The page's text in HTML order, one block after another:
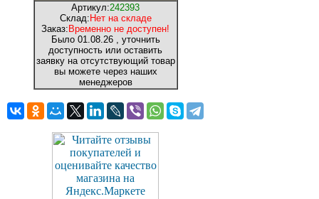
Артикул:242393
Склад: Нет на складе
Заказ: Временно не доступен!
Было 01.08.26 , уточнить
доступность или оставить
заявку на отсутствующий товар
вы можете через наших
менеджеров